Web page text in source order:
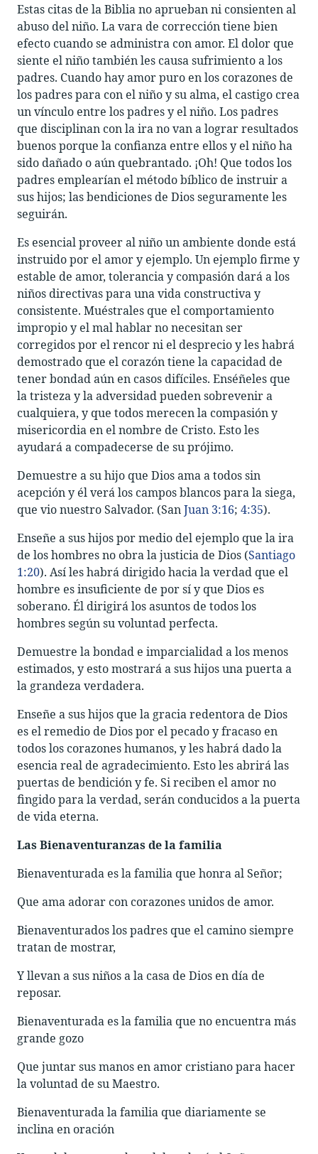
Estas citas de la Biblia no aprueban ni consienten al
abuso del niño. La vara de corrección tiene bien
efecto cuando se administra con amor. El dolor que
siente el niño también les causa sufrimiento a los
padres. Cuando hay amor puro en los corazones de
los padres para con el niño y su alma, el castigo crea
un vínculo entre los padres y el niño. Los padres
que disciplinan con la ira no van a lograr resultados
buenos porque la confianza entre ellos y el niño ha
sido dañado o aún quebrantado. ¡Oh! Que todos los
padres emplearían el método bíblico de instruir a
sus hijos; las bendiciones de Dios seguramente les
seguirán.
Es esencial proveer al niño un ambiente donde está
instruido por el amor y ejemplo. Un ejemplo firme y
estable de amor, tolerancia y compasión dará a los
niños directivas para una vida constructiva y
consistente. Muéstrales que el comportamiento
impropio y el mal hablar no necesitan ser
corregidos por el rencor ni el desprecio y les habrá
demostrado que el corazón tiene la capacidad de
tener bondad aún en casos difíciles. Enséñeles que
la tristeza y la adversidad pueden sobrevenir a
cualquiera, y que todos merecen la compasión y
misericordia en el nombre de Cristo. Esto les
ayudará a compadecerse de su prójimo.
Demuestre a su hijo que Dios ama a todos sin
acepción y él verá los campos blancos para la siega,
que vio nuestro Salvador. (SanJuan 3:16; 4:35).
Enseñe a sus hijos por medio del ejemplo que la ira
de los hombres no obra la justicia de Dios (Santiago
1:20). Así les habrá dirigido hacia la verdad que el
hombre es insuficiente de por sí y que Dios es
soberano. Él dirigirá los asuntos de todos los
hombres según su voluntad perfecta.
Demuestre la bondad e imparcialidad a los menos
estimados, y esto mostrará a sus hijos una puerta a
la grandeza verdadera.
Enseñe a sus hijos que la gracia redentora de Dios
es el remedio de Dios por el pecado y fracaso en
todos los corazones humanos, y les habrá dado la
esencia real de agradecimiento. Esto les abrirá las
puertas de bendición y fe. Si reciben el amor no
fingido para la verdad, serán conducidos a la puerta
de vida eterna.
Las Bienaventuranzas de la familia
Bienaventurada es la familia que honra al Señor;
Que ama adorar con corazones unidos de amor.
Bienaventurados los padres que el camino siempre
tratan de mostrar,
Y llevan a sus niños a la casa de Dios en día de
reposar.
Bienaventurada es la familia que no encuentra más
grande gozo
Que juntar sus manos en amor cristiano para hacer
la voluntad de su Maestro.
Bienaventurada la familia que diariamente se
inclina en oración